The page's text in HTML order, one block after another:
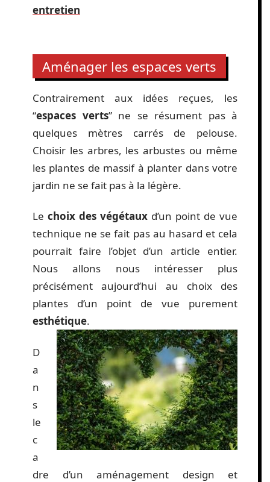
entretien
Aménager les espaces verts
Contrairement aux idées reçues, les
“espaces verts” ne se résument pas à
quelques mètres carrés de pelouse.
Choisir les arbres, les arbustes ou même
les plantes de massif à planter dans votre
jardin ne se fait pas à la légère.
Le choix des végétaux d’un point de vue
technique ne se fait pas au hasard et cela
pourrait faire l’objet d’un article entier.
Nous allons nous intéresser plus
précisément aujourd’hui au choix des
plantes d’un point de vue purement
esthétique.
D
a
n
s
le
c
a
dre d’un aménagement design et